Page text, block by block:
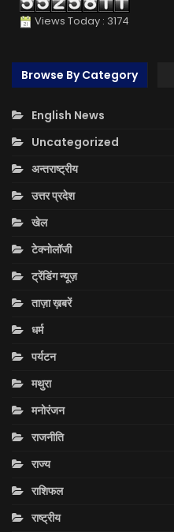
Views Today : 3174
Browse By Category
English News
Uncategorized
अन्तराष्ट्रीय
उत्तर प्रदेश
खेल
टेक्नोलॉजी
ट्रेंडिंग न्यूज़
ताज़ा ख़बरें
धर्म
पर्यटन
मथुरा
मनोरंजन
राजनीति
राज्य
राशिफल
राष्ट्रीय